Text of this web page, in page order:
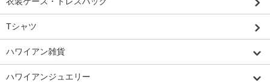
Tシャツ
ハワイアン雑貨
ハワイアンジュエリー